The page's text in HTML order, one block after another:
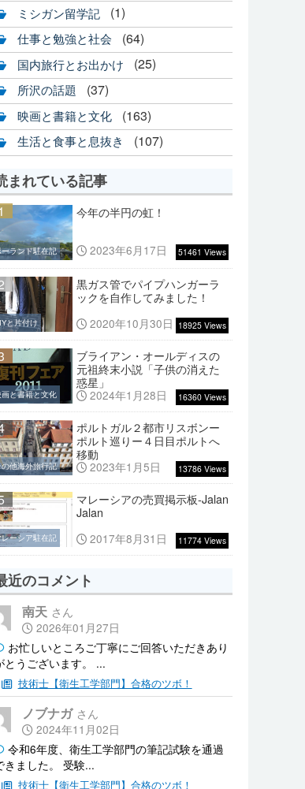
ミシガン留学記 (1)
仕事と勉強と社会 (64)
国内旅行とお出かけ (25)
所沢の話題 (37)
映画と書籍と文化 (163)
生活と食事と息抜き (107)
まれている記事
今年の半円の虹！
ランド駐在記 2023年6月17日 51461 Views
黒ガス管でパイプハンガーラ
ックを自作してみました！
と片付け 2020年10月30日 18925 Views
ブライアン・オールディスの
元祖終末小説「子供の消えた
惑星」
と書籍と文化 2024年1月28日 16360 Views
ポルトガル２都市リスボンー
ポルト巡りー４日目ポルトへ
移動
他海外旅行記 2023年1月5日 13786 Views
マレーシアの売買掲示板-Jalan
Jalan
レーシア駐在記 2017年8月31日 11774 Views
近のコメント
南天
2026年01月27日
お忙しいところご丁寧にご回答いただきあり
とうございます。 ...
技術士【衛生工学部門】合格のツボ！
ノブナガ
2024年11月02日
令和6年度、衛生工学部門の筆記試験を通過
きました。 受験...
技術士【衛生工学部門】合格のツボ！